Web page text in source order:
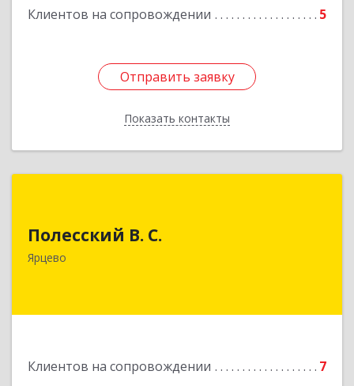
Клиентов на сопровождении 5
Отправить заявку
Показать контакты
Отправить заявку
Назад
Полесский В. С.
Ярцево
Клиентов на сопровождении 7
215800,Смоленская обл. г. Ярцево,